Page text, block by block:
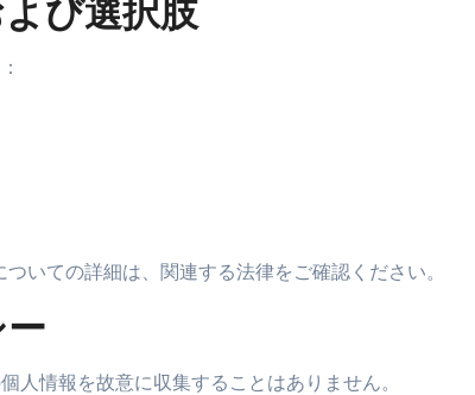
び選択肢
いての詳細は、関連する法律をご確認ください。
人情報を故意に収集することはありません。